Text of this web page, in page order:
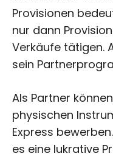
Provisionen
nur dann
Verkäufe tätigen.
sein
Als Partner
physischen
Express
es eine lukrative